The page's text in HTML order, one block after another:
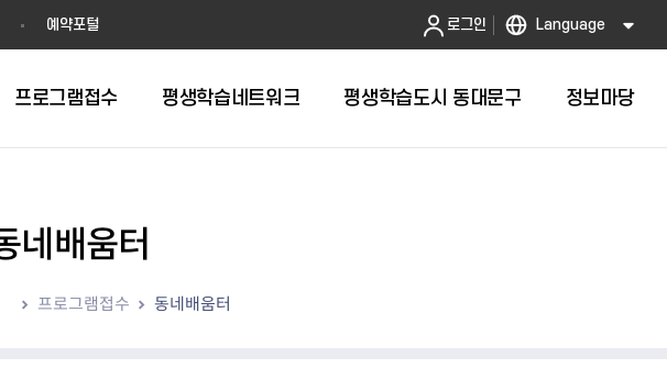
예약포털 로그인 Language
프로그램접수 평생학습네트워크 평생학습도시 동대문구 정보마당
네배움터
프로그램접수 동네배움터